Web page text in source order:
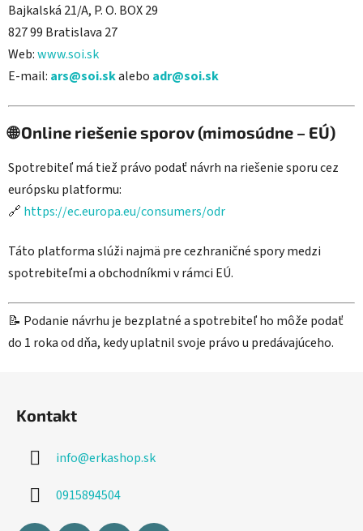
Bajkalská 21/A, P. O. BOX 29
827 99 Bratislava 27
Web:www.soi.sk
E-mail: ars@soi.skalebo adr@soi.sk
🌐 Online riešenie sporov (mimosúdne – EÚ)
Spotrebiteľ má tiež právo podať návrh na riešenie sporu cez
európsku platformu:
🔗 https://ec.europa.eu/consumers/odr
Táto platforma slúži najmä pre cezhraničné spory medzi
spotrebiteľmi a obchodníkmi v rámci EÚ.
📝 Podanie návrhu je bezplatné a spotrebiteľ ho môže podať
do 1 roka od dňa, kedy uplatnil svoje právo u predávajúceho.
Kontakt
info@erkashop.sk
0915894504